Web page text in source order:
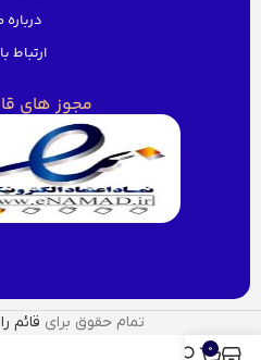
درباره
ارتباط
مجوز های
تمام حقوق برای قائم
0